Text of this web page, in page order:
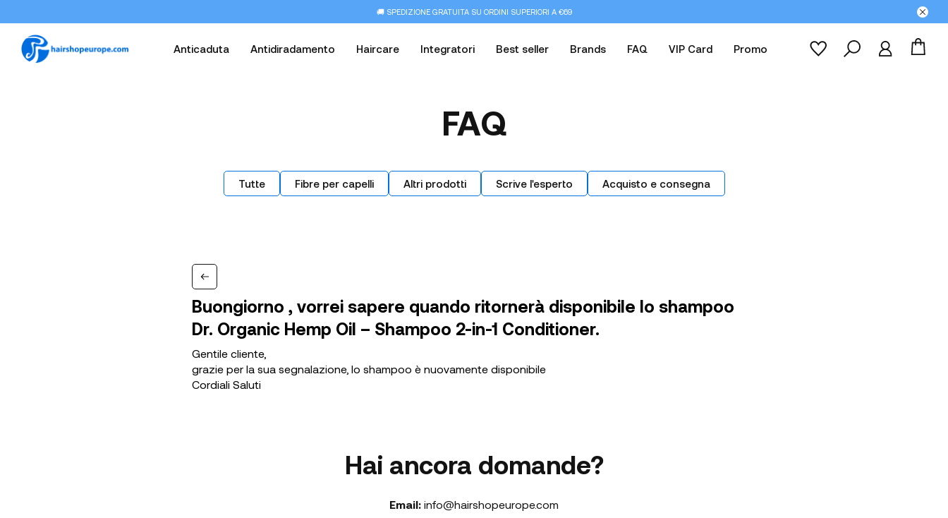
🚚 SPEDIZIONE GRATUITA SU ORDINI SUPERIORI A €69
Anticaduta Antidiradamento Haircare Integratori Best seller Brands FAQ VIP Card Promo
FAQ
Tutte Fibre per capelli Altri prodotti Scrive l'esperto Acquisto e consegna
Buongiorno , vorrei sapere quando ritornerà disponibile lo shampoo
Dr. Organic Hemp Oil – Shampoo 2-in-1 Conditioner.
Gentile cliente,
grazie per la sua segnalazione, lo shampoo è nuovamente disponibile
Cordiali Saluti
Hai ancora domande?
Email: info@hairshopeurope.com